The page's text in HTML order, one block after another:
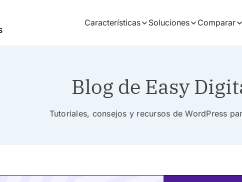
Características Soluciones Comparar
Blog de Easy
Tutoriales, consejos y recursos de WordPress